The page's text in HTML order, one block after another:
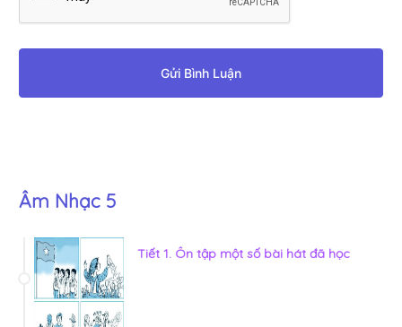
Gửi Bình Luận
Âm Nhạc 5
Tiết 1. Ôn tập một số bài hát đã học